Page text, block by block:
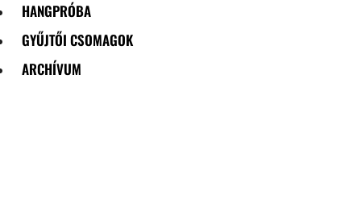
HANGPRÓBA
GYŰJTŐI CSOMAGOK
ARCHÍVUM